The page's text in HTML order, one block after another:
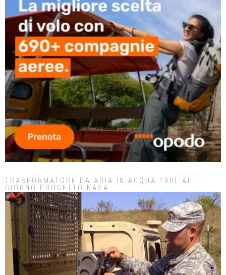
TRASFORMATORE DA ARIA IN ACQUA 190L AL
GIORNO PROGETTO NASA